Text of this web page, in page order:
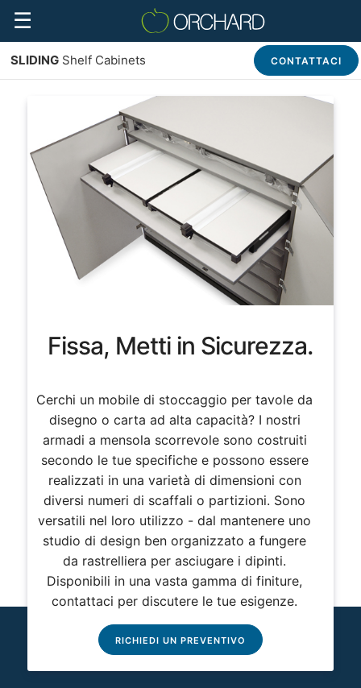
☰
SLIDING Shelf Cabinets CONTATTACI
Fissa, Metti in Sicurezza.
Cerchi un mobile di stoccaggio per tavole da
disegno o carta ad alta capacità? I nostri
armadi a mensola scorrevole sono costruiti
secondo le tue specifiche e possono essere
realizzati in una varietà di dimensioni con
diversi numeri di scaffali o partizioni. Sono
versatili nel loro utilizzo - dal mantenere uno
studio di design ben organizzato a fungere
da rastrelliera per asciugare i dipinti.
Disponibili in una vasta gamma di finiture,
contattaci per discutere le tue esigenze.
RICHIEDI UN PREVENTIVO